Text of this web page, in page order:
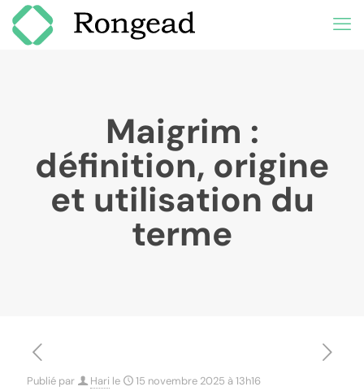
Maigrim :
définition, origine
et utilisation du
terme
Publié par Hari le 15 novembre 2025 à 13h16